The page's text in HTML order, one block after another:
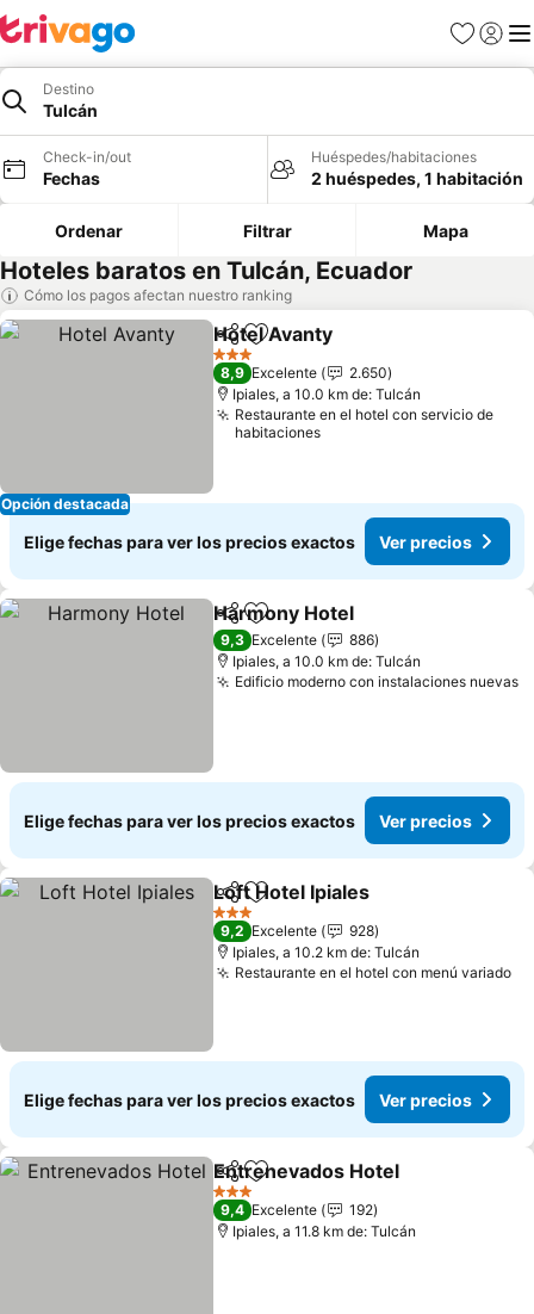
Favoritos
Iniciar
Destino
Tulcán
Check-in/out
Fechas
Huéspedes/habitaciones
2 huéspedes, 1 habitación
Ordenar Filtrar Mapa
Hoteles baratos en Tulcán, Ecuador
Cómo los pagos afectan nuestro ranking
Opción destacada
CompartirAgregar a favoritos
Hotel Avanty
3 Estrellas
8,9 Excelente
2.650
Ipiales, a 10.0 km de: Tulcán
Restaurante en el hotel con servicio de
habitaciones
Elige fechas para ver los precios exactos Ver precios
CompartirAgregar a favoritos
Harmony Hotel
9,3 Excelente
886
Ipiales, a 10.0 km de: Tulcán
Edificio moderno con instalaciones nuevas
Elige fechas para ver los precios exactos Ver precios
CompartirAgregar a favoritos
Loft Hotel Ipiales
3 Estrellas
9,2 Excelente
928
Ipiales, a 10.2 km de: Tulcán
Restaurante en el hotel con menú variado
Elige fechas para ver los precios exactos Ver precios
CompartirAgregar a favoritos
Entrenevados Hotel
3 Estrellas
9,4 Excelente
192
Ipiales, a 11.8 km de: Tulcán